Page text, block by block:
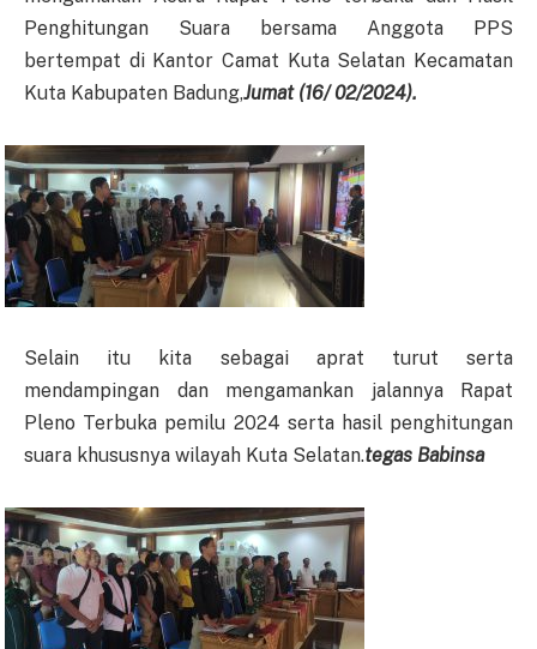
Penghitungan Suara bersama Anggota PPS
bertempat di Kantor Camat Kuta Selatan Kecamatan
Kuta Kabupaten Badung,Jumat (16/02/2024).
Selain itu kita sebagai aprat turut serta
mendampingan dan mengamankan jalannya Rapat
Pleno Terbuka pemilu 2024 serta hasil penghitungan
suara khususnya wilayah Kuta Selatan.tegas Babinsa